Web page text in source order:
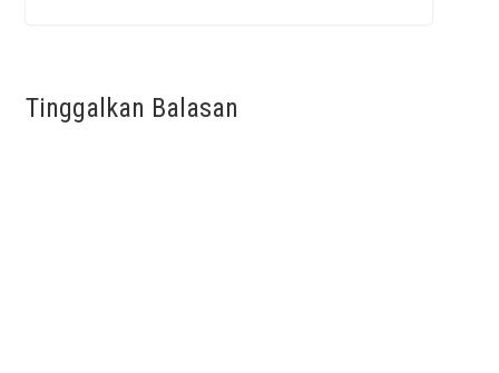
Tinggalkan Balasan